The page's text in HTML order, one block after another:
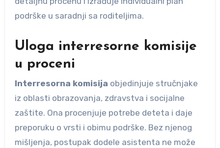
podrške u saradnji sa roditeljima.
Uloga interresorne komisije
u proceni
Interresorna komisija objedinjuje stručnjake
iz oblasti obrazovanja, zdravstva i socijalne
zaštite. Ona procenjuje potrebe deteta i daje
preporuku o vrsti i obimu podrške. Bez njenog
mišljenja, postupak dodele asistenta ne može